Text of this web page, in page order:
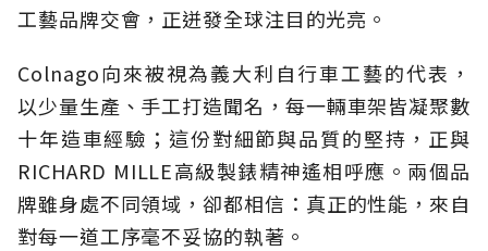
工藝品牌交會，正迸發全球注目的光亮。
Colnago向來被視為義大利自行車工藝的代表，
以少量生產、手工打造聞名，每一輛車架皆凝聚數
十年造車經驗；這份對細節與品質的堅持，正與
RICHARD MILLE高級製錶精神遙相呼應。兩個品
牌雖身處不同領域，卻都相信：真正的性能，來自
對每一道工序毫不妥協的執著。